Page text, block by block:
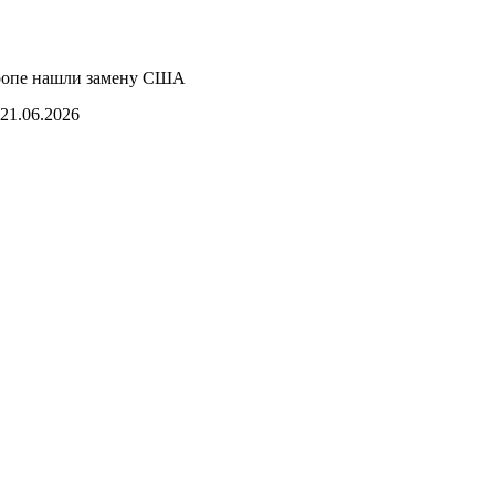
нашли замену США
21.06.2026